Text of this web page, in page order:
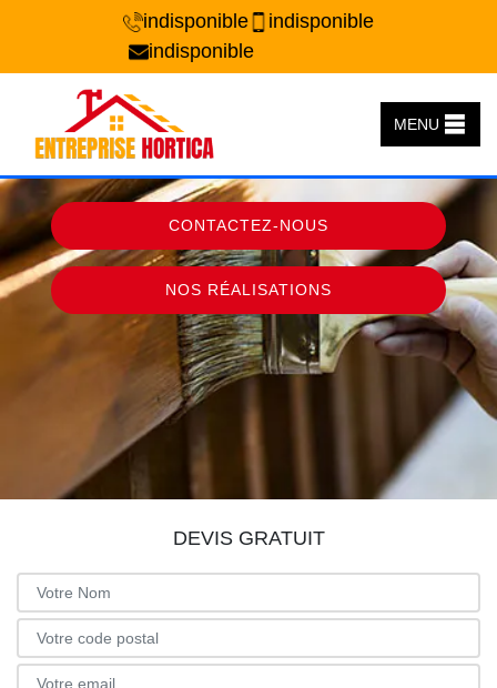
indisponible
indisponible
indisponible
MENU
CONTACTEZ-NOUS
NOS RÉALISATIONS
DEVIS GRATUIT